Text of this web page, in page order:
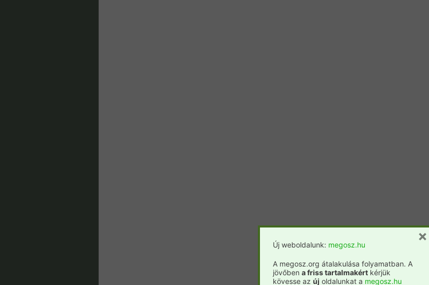
Új weboldalunk: megosz.hu
A megosz.org átalakulása folyamatban. A
jövőben a friss tartalmakért kérjük
kövesse az új oldalunkat a megosz.hu
×